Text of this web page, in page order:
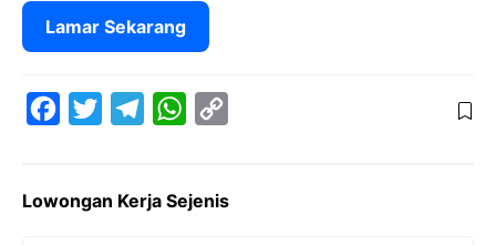
Lamar Sekarang
e
t
e
W
t
y
Lowongan Kerja Sejenis